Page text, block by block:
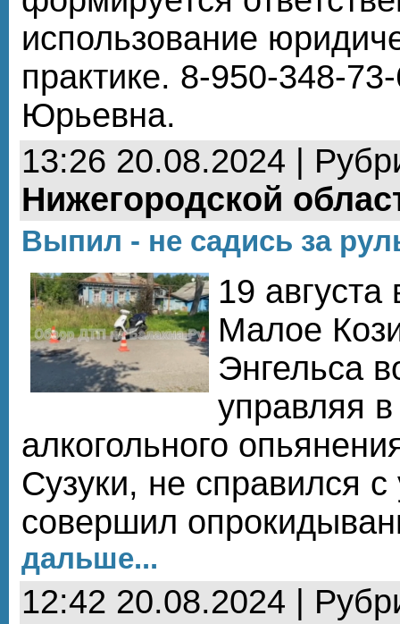
использование
практике. 8-950-348-
Юрьевна.
13:26 20.08.2024 |
Нижегородской
Выпил - не садись за
19
Малое
Энгельса
управляя
алкогольного
Сузуки, не справился
совершил
дальше...
12:42 20.08.2024 |